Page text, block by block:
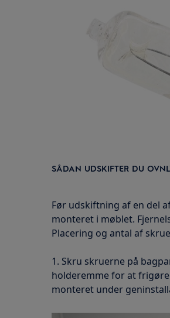
SÅDAN UDSKIFTER DU
Før udskiftning af en del
monteret i møblet.
Placering og antal af
1. Skru skruerne på
holderemme for at
monteret under